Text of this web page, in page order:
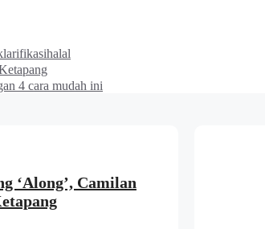
4 cara mudah ini
‘Along’, Camilan